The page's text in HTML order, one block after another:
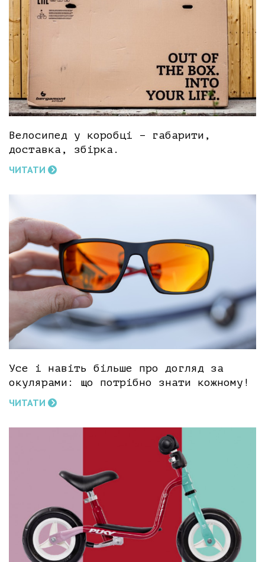
Велосипед у коробці – габарити,
доставка, збірка.
ЧИТАТИ
Усе і навіть більше про догляд за
окулярами: що потрібно знати кожному!
ЧИТАТИ